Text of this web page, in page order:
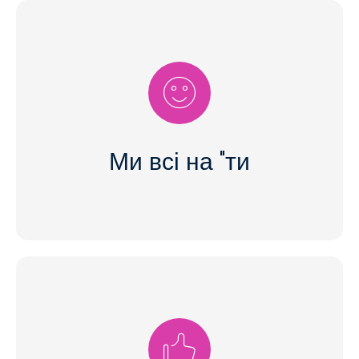
Ми всі на "ти
Ми на "ти" з усією командою, від стажерів до
керівництва! Ми починаємо з цього в процесі
подачі заявки. Ось чому ми запрошуємо вас
звертатися до нас безпосередньо на ім'я у
спілкування більш невимушеним - і для вас, і
Одягти піджак або свіжовипрасувану сорочку